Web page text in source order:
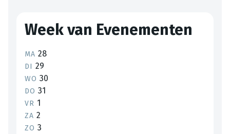
Week van Evenementen
MA 28
DI 29
WO 30
DO 31
VR 1
ZA 2
ZO 3